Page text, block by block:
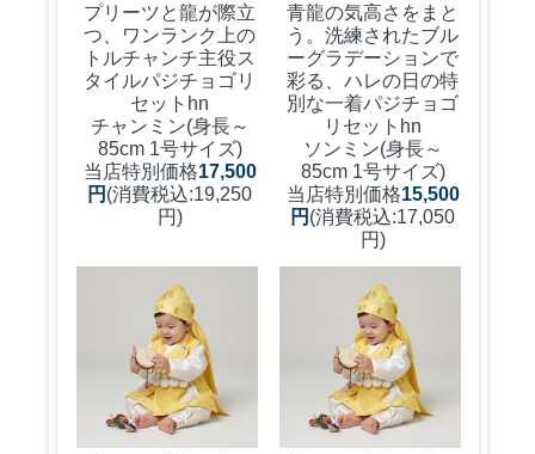
プリーツと龍が際立
つ、ワンランク上の
トルチャンチ主役ス
タイルパジチョゴリ
セットhn
チャンミン(身長～
85cm 1号サイズ)
当店特別価格17,500
円 (消費税込:19,250
円)
青龍の気高さをまと
う。洗練されたブル
ーグラデーションで
彩る、ハレの日の特
別な一着パジチョゴ
リセットhn
ソンミン(身長～
85cm 1号サイズ)
当店特別価格15,500
円 (消費税込:17,050
円)